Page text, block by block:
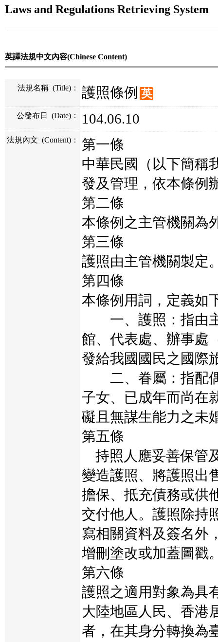
Laws and Regulations Retrieving System
英譯法規中文內容(Chinese Content)
法規名稱 (Title)： 護照條例 英
公發布日 (Date)： 104.06.10
法規內文 (Content)：
第一條
中華民國（以下簡稱
發及管理，依本條例
第二條
本條例之主管機關為
第三條
護照由主管機關製定
第四條
本條例用詞，定義如
一、護照：指由
館、代表處、辦事處
發給我國國民之國際
二、眷屬：指配偶
子女、已成年而尚在
礙且無謀生能力之未
第五條
持照人應妥善保管
變造護照、將護照出
擔保、抵充債務或供
交付他人。護照除持
寫相關資料及簽名外
增刪塗改或加蓋圖戳
第六條
護照之適用對象為具
大陸地區人民、香港
者，在其身分轉換為